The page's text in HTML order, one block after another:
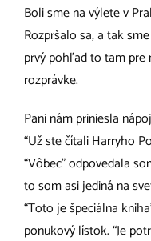
Boli sme na výlete v
Rozpršalo sa, a tak
prvý pohľad to tam pre
rozprávke.
Pani nám priniesla
“Už ste čítali Harryho
“Vôbec” odpovedala
to som asi jediná na
“Toto je špeciálna
ponukový lístok. “Je